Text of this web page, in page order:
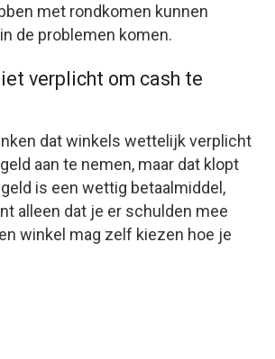
met rondkomen kunnen
de problemen komen.
verplicht om cash te
dat winkels wettelijk verplicht
aan te nemen, maar dat klopt
is een wettig betaalmiddel,
alleen dat je er schulden mee
winkel mag zelf kiezen hoe je